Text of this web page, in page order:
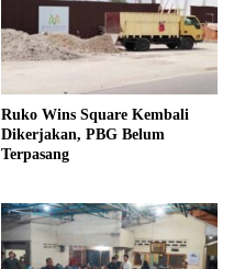
Ruko Wins Square Kembali
Dikerjakan, PBG Belum
Terpasang